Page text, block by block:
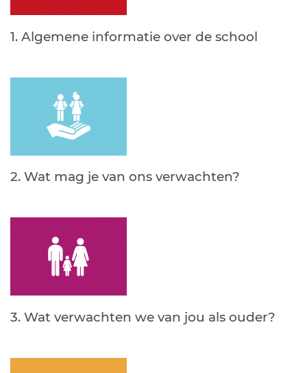
1. Algemene informatie over de school
2. Wat mag je van ons verwachten?
3. Wat verwachten we van jou als ouder?